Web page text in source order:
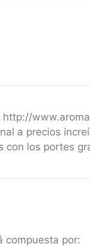
a precios
los portes
compuesta por: